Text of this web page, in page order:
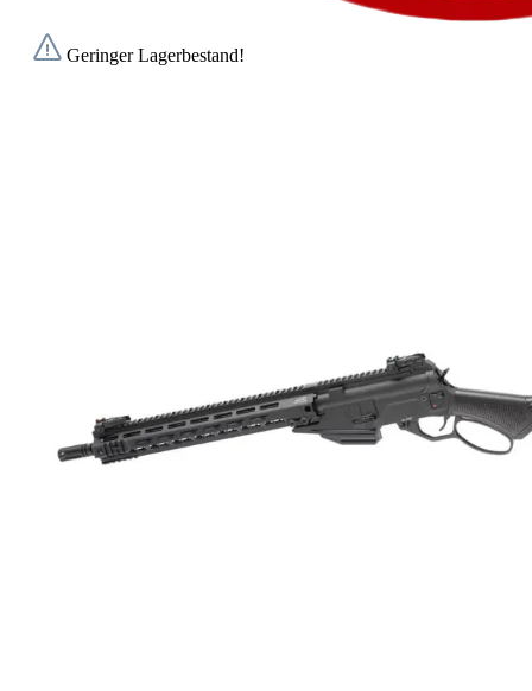
Geringer Lagerbestand!